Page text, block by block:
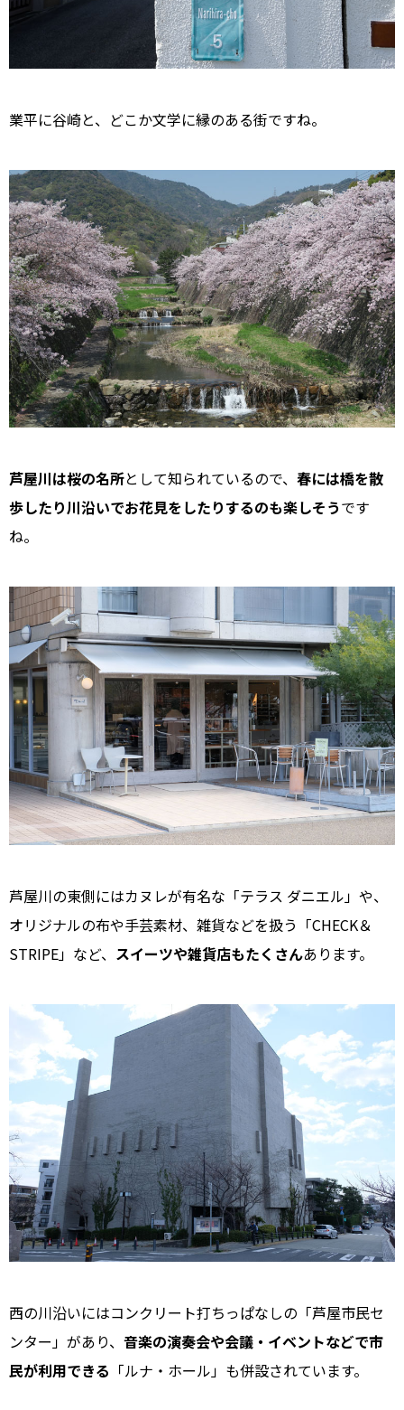
業平に谷崎と、どこか文学に縁のある街ですね。
芦屋川は桜の名所として知られているので、 春には橋を散
歩したり川沿いでお花見をしたりするのも楽しそうです
ね。
芦屋川の東側にはカヌレが有名な「テラス ダニエル」や、
オリジナルの布や手芸素材、雑貨などを扱う「CHECK＆
STRIPE」など、 スイーツや雑貨店もたくさんあります。
西の川沿いにはコンクリート打ちっぱなしの「芦屋市民セ
ンター」があり、 音楽の演奏会や会議・イベントなどで市
民が利用できる 「ルナ・ホール」も併設されています。